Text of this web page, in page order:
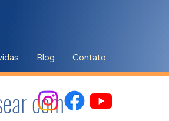
Blog Contato
com